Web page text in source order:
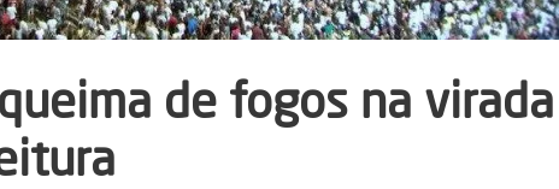
de fogos na virada